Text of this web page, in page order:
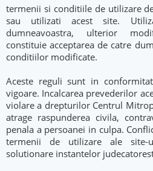
termenii si conditiile de utilizare
sau utilizati acest site.
dumneavoastra, ulterior
constituie acceptarea de catre
conditiilor modificate.
Aceste reguli sunt in
vigoare. Incalcarea prevederilor
violare a drepturilor Centrul
atrage raspunderea civila,
penala a persoanei in culpa.
termenii de utilizare ale
solutionare instantelor